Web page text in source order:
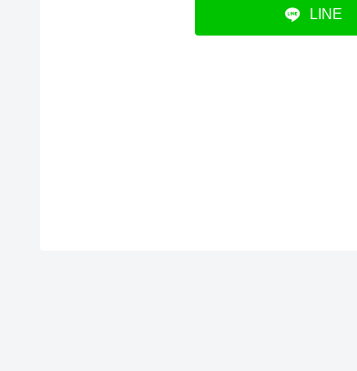
LINE